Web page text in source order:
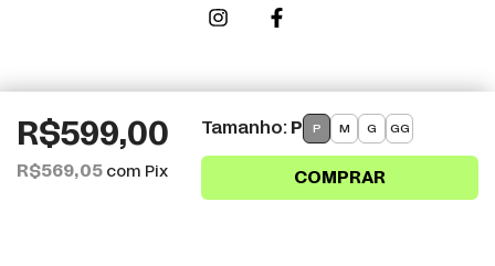
Ao navegar por este site
você aceita o uso de
para agilizar a sua experiência de compra.
R$599,00
R$569,05 com Pix
Tamanho: P P M G GG